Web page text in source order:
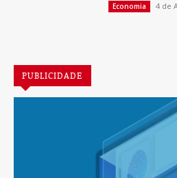
Economia 4 de
PUBLICIDADE